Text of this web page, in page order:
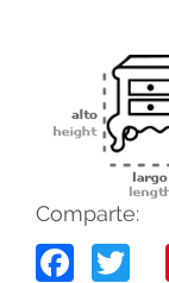
Comparte: